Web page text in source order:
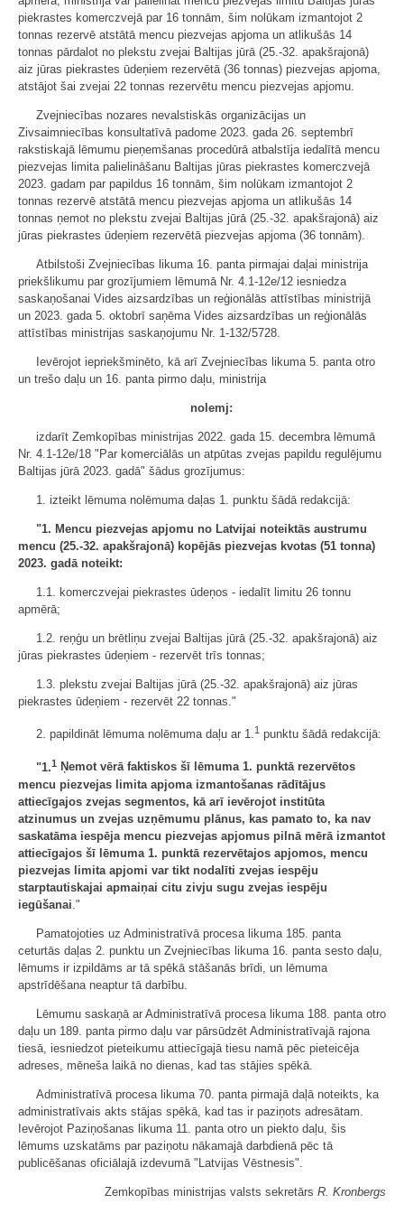
piekrastes komerczvejā par 16 tonnām, šim nolūkam izmantojot 2
tonnas rezervē atstātā mencu piezvejas apjoma un atlikušās 14
tonnas pārdalot no plekstu zvejai Baltijas jūrā (25.-32. apakšrajonā)
aiz jūras piekrastes ūdeņiem rezervētā (36 tonnas) piezvejas apjoma,
atstājot šai zvejai 22 tonnas rezervētu mencu piezvejas apjomu.
Zvejniecības nozares nevalstiskās organizācijas un
Zivsaimniecības konsultatīvā padome 2023. gada 26. septembrī
rakstiskajā lēmumu pieņemšanas procedūrā atbalstīja iedalītā mencu
piezvejas limita palielināšanu Baltijas jūras piekrastes komerczvejā
2023. gadam par papildus 16 tonnām, šim nolūkam izmantojot 2
tonnas rezervē atstātā mencu piezvejas apjoma un atlikušās 14
tonnas ņemot no plekstu zvejai Baltijas jūrā (25.-32. apakšrajonā) aiz
jūras piekrastes ūdeņiem rezervētā piezvejas apjoma (36 tonnām).
Atbilstoši Zvejniecības likuma 16. panta pirmajai daļai ministrija
priekšlikumu par grozījumiem lēmumā Nr. 4.1-12e/12 iesniedza
saskaņošanai Vides aizsardzības un reģionālās attīstības ministrijā
un 2023. gada 5. oktobrī saņēma Vides aizsardzības un reģionālās
attīstības ministrijas saskaņojumu Nr. 1-132/5728.
Ievērojot iepriekšminēto, kā arī Zvejniecības likuma 5. panta otro
un trešo daļu un 16. panta pirmo daļu, ministrija
nolemj:
izdarīt Zemkopības ministrijas 2022. gada 15. decembra lēmumā
Nr. 4.1-12e/18 "Par komerciālās un atpūtas zvejas papildu regulējumu
Baltijas jūrā 2023. gadā" šādus grozījumus:
1. izteikt lēmuma nolēmuma daļas 1. punktu šādā redakcijā:
"1. Mencu piezvejas apjomu no Latvijai noteiktās austrumu
mencu (25.-32. apakšrajonā) kopējās piezvejas kvotas (51 tonna)
2023. gadā noteikt:
1.1. komerczvejai piekrastes ūdeņos - iedalīt limitu 26 tonnu
apmērā;
1.2. reņģu un brētliņu zvejai Baltijas jūrā (25.-32. apakšrajonā) aiz
jūras piekrastes ūdeņiem - rezervēt trīs tonnas;
1.3. plekstu zvejai Baltijas jūrā (25.-32. apakšrajonā) aiz jūras
piekrastes ūdeņiem - rezervēt 22 tonnas."
2. papildināt lēmuma nolēmuma daļu ar 1.1 punktu šādā redakcijā:
"1.1
Ņemot vērā faktiskos šī lēmuma 1. punktā rezervētos
mencu piezvejas limita apjoma izmantošanas rādītājus
attiecīgajos zvejas segmentos, kā arī ievērojot institūta
atzinumus un zvejas uzņēmumu plānus, kas pamato to, ka nav
saskatāma iespēja mencu piezvejas apjomus pilnā mērā izmantot
attiecīgajos šī lēmuma 1. punktā rezervētajos apjomos, mencu
piezvejas limita apjomi var tikt nodalīti zvejas iespēju
starptautiskajai apmaiņai citu zivju sugu zvejas iespēju
iegūšanai ."
Pamatojoties uz Administratīvā procesa likuma 185. panta
ceturtās daļas 2. punktu un Zvejniecības likuma 16. panta sesto daļu,
lēmums ir izpildāms ar tā spēkā stāšanās brīdi, un lēmuma
apstrīdēšana neaptur tā darbību.
Lēmumu saskaņā ar Administratīvā procesa likuma 188. panta otro
daļu un 189. panta pirmo daļu var pārsūdzēt Administratīvajā rajona
tiesā, iesniedzot pieteikumu attiecīgajā tiesu namā pēc pieteicēja
adreses, mēneša laikā no dienas, kad tas stājies spēkā.
Administratīvā procesa likuma 70. panta pirmajā daļā noteikts, ka
administratīvais akts stājas spēkā, kad tas ir paziņots adresātam.
Ievērojot Paziņošanas likuma 11. panta otro un piekto daļu, šis
lēmums uzskatāms par paziņotu nākamajā darbdienā pēc tā
publicēšanas oficiālajā izdevumā "Latvijas Vēstnesis".
Zemkopības ministrijas valsts sekretārs R. Kronbergs